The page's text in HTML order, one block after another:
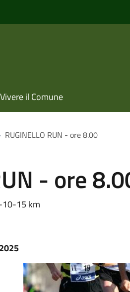
Vivere il Comune
RUGINELLO RUN - ore 8.00
- ore
10-15 km